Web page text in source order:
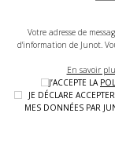
Votre adresse de
d'information de Junot.
En savoir
J’ACCEPTE LA
JE DÉCLARE
MES DONNÉES PAR